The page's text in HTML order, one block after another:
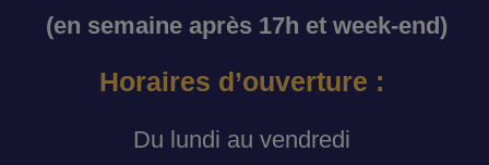
(en semaine après 17h et week-end)
Horaires d’ouverture :
Du lundi au vendredi